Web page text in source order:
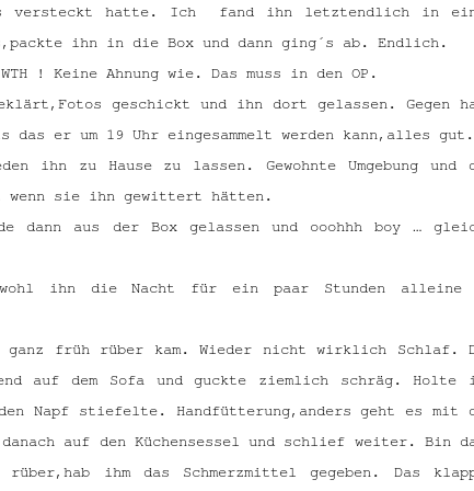
versteckt hatte. Ich fand ihn letztendlich in
ihn in die Box und dann ging´s ab. Endlich.
! Keine Ahnung wie. Das muss in den OP.
geschickt und ihn dort gelassen. Gegen
das er um 19 Uhr eingesammelt werden kann,alles gut.
ihn zu Hause zu lassen. Gewohnte Umgebung und
wenn sie ihn gewittert hätten.
dann aus der Box gelassen und ooohhh boy …
ihn die Nacht für ein paar Stunden alleine
ganz früh rüber kam. Wieder nicht wirklich Schlaf.
auf dem Sofa und guckte ziemlich schräg. Holte
Napf stiefelte. Handfütterung,anders geht es mit
auf den Küchensessel und schlief weiter. Bin
ihm das Schmerzmittel gegeben. Das